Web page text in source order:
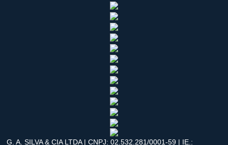
G. A. SILVA & CIA LTDA | CNPJ: 02.532.281/0001-59 | IE.: